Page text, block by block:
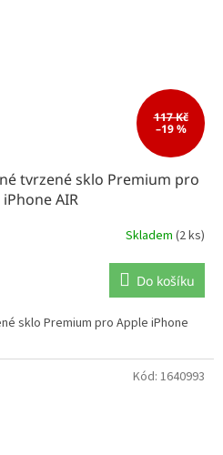
117 Kč
–19 %
tvrzené sklo Premium pro
AIR
Skladem (2 ks)
Do košíku
sklo Premium pro Apple iPhone
Kód: 1640993